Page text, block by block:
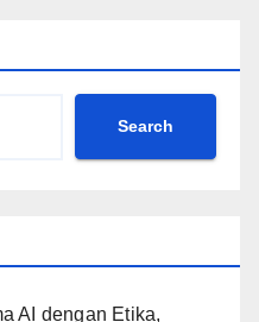
Search
AI dengan Etika,